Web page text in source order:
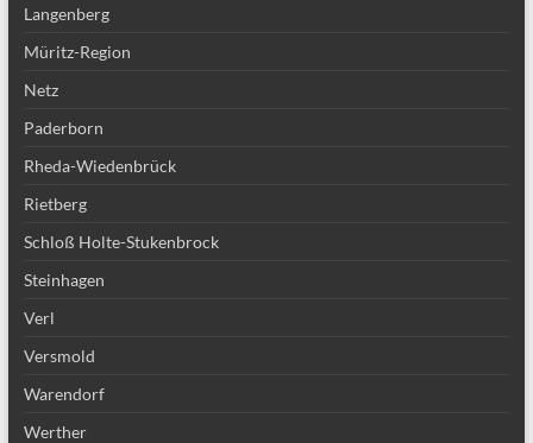
Langenberg
Müritz-Region
Netz
Paderborn
Rheda-Wiedenbrück
Rietberg
Schloß Holte-Stukenbrock
Steinhagen
Verl
Versmold
Warendorf
Werther